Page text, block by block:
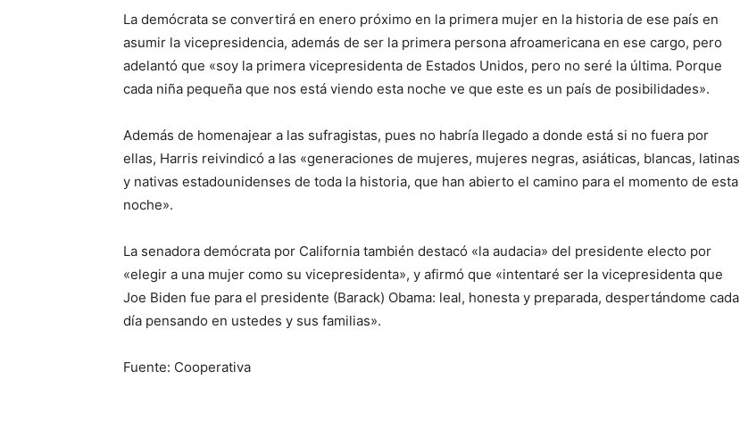
La demócrata se convertirá en enero próximo en la primera mujer en la historia de ese país en
asumir la vicepresidencia, además de ser la primera persona afroamericana en ese cargo, pero
adelantó que «soy la primera vicepresidenta de Estados Unidos, pero no seré la última. Porque
cada niña pequeña que nos está viendo esta noche ve que este es un país de posibilidades».
Además de homenajear a las sufragistas, pues no habría llegado a donde está si no fuera por
ellas, Harris reivindicó a las «generaciones de mujeres, mujeres negras, asiáticas, blancas, latinas
y nativas estadounidenses de toda la historia, que han abierto el camino para el momento de esta
noche».
La senadora demócrata por California también destacó «la audacia» del presidente electo por
«elegir a una mujer como su vicepresidenta», y afirmó que «intentaré ser la vicepresidenta que
Joe Biden fue para el presidente (Barack) Obama: leal, honesta y preparada, despertándome cada
día pensando en ustedes y sus familias».
Fuente: Cooperativa